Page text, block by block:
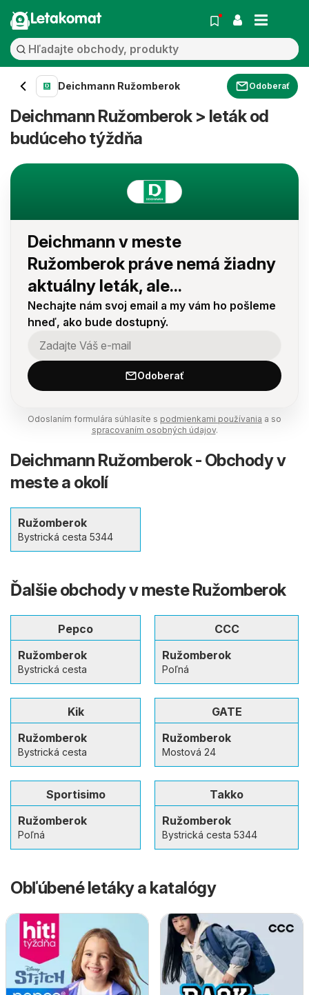
Letakomat
Deichmann Ružomberok Odoberať
Deichmann Ružomberok > leták od
budúceho týždňa
Deichmann v meste
Ružomberok práve nemá žiadny
aktuálny leták, ale...
Nechajte nám svoj email a my vám ho pošleme
hneď, ako bude dostupný.
Odoberať
Odoslaním formulára súhlasíte s podmienkami používania a so
spracovaním osobných údajov.
Deichmann Ružomberok - Obchody v
meste a okolí
Ružomberok
Bystrická cesta 5344
Ďalšie obchody v meste Ružomberok
Pepco
Ružomberok
Bystrická cesta
CCC
Ružomberok
Poľná
Kik
Ružomberok
Bystrická cesta
GATE
Ružomberok
Mostová 24
Sportisimo
Ružomberok
Poľná
Takko
Ružomberok
Bystrická cesta 5344
Obľúbené letáky a katalógy